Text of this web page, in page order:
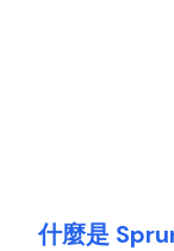
什麼是